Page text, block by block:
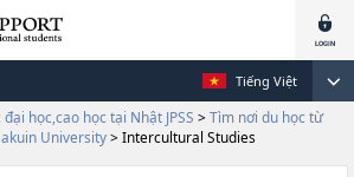
Tiếng Việt
học,cao học tại Nhật JPSS > Tìm nơi du học từ
University> Intercultural Studies